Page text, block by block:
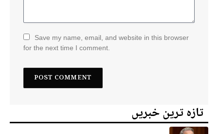
Save my name, email, and website in this browser
for the next time I comment.
تازہ ترین خبریں